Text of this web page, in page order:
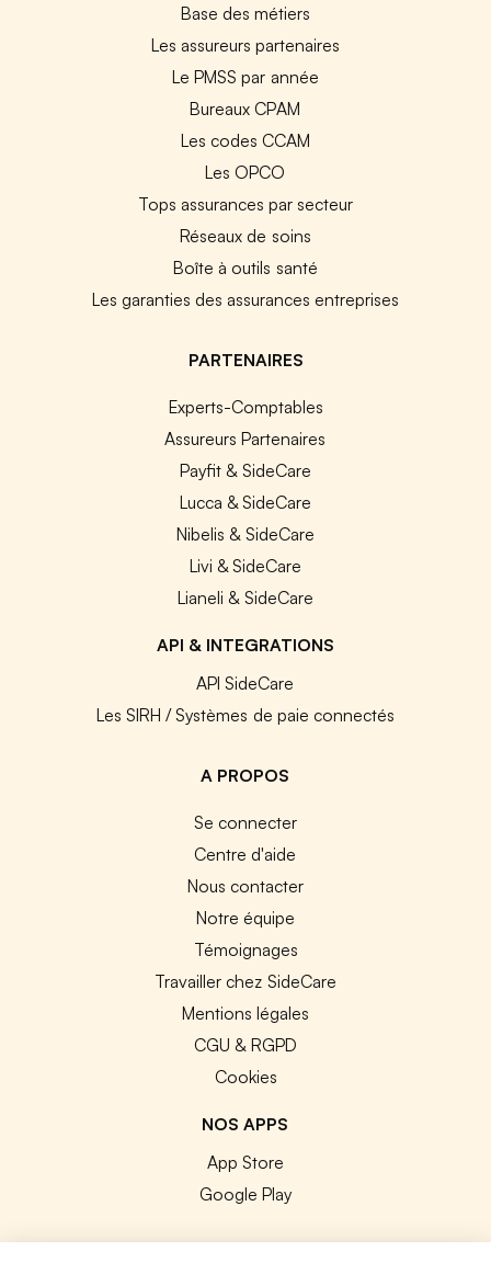
Base des métiers
Les assureurs partenaires
Le PMSS par année
Bureaux CPAM
Les codes CCAM
Les OPCO
Tops assurances par secteur
Réseaux de soins
Boîte à outils santé
Les garanties des assurances entreprises
PARTENAIRES
Experts-Comptables
Assureurs Partenaires
Payfit & SideCare
Lucca & SideCare
Nibelis & SideCare
Livi & SideCare
Lianeli & SideCare
API & INTEGRATIONS
API SideCare
Les SIRH / Systèmes de paie connectés
A PROPOS
Se connecter
Centre d'aide
Nous contacter
Notre équipe
Témoignages
Travailler chez SideCare
Mentions légales
CGU & RGPD
Cookies
NOS APPS
App Store
Google Play